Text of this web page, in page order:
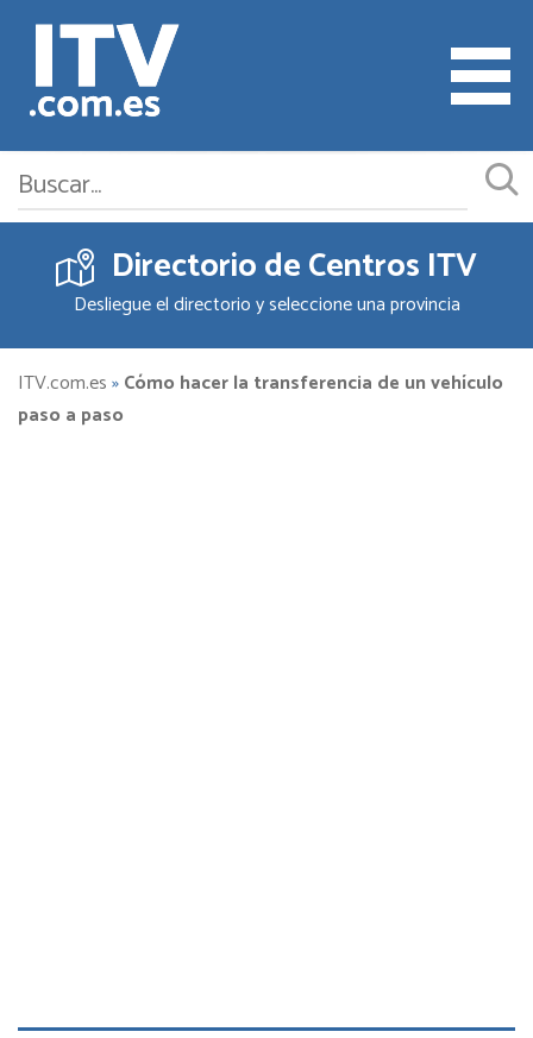
Cita ITV
Cambiar o Anular Cita
Empresas ITV
Documentación
Directorio de Centros ITV
Desliegue el directorio y seleccione una provincia
ITV.com.es»Cómo hacer la transferencia de un vehículo
paso a paso